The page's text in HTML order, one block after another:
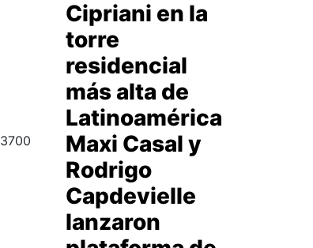
Cipriani en la
torre
residencial
más alta de
Latinoamérica
3700
Maxi Casal y
Rodrigo
Capdevielle
lanzaron